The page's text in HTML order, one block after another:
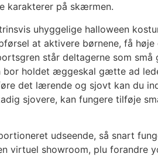
karakterer på skærmen.
uhyggelige halloween
at aktivere børnene, få
står deltagerne som
holdet æggeskal gætte ad
det lærende og sjovt kan du
sjovere, kan fungere tilføje
udseende, så snart
virtuel showroom, plu forandre